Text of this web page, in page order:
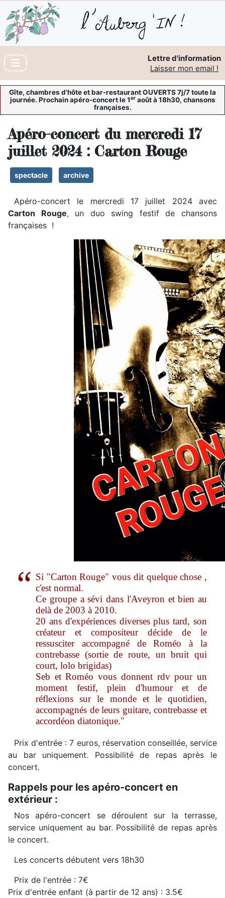
Lettre d'information
Laisser mon email !
Gîte, chambres d'hôte et bar-restaurant OUVERTS 7j/7 toute la
journée. Prochain apéro-concert le 1eraoût à 18h30, chansons
françaises.
Apéro-concert du mercredi 17
juillet 2024 : Carton Rouge
spectacle archive
Apéro-concert le mercredi 17 juillet 2024 avec
Carton Rouge, un duo swing festif de chansons
françaises !
Si "Carton Rouge" vous dit quelque chose ,
c'est normal.
Ce groupe a sévi dans l'Aveyron et bien au
delà de 2003 à 2010.
20 ans d'expériences diverses plus tard, son
créateur et compositeur décide de le
ressusciter accompagné de Roméo à la
contrebasse (sortie de route, un bruit qui
court, lolo brigidas)
Seb et Roméo vous donnent rdv pour un
moment festif, plein d'humour et de
réflexions sur le monde et le quotidien,
accompagnés de leurs guitare, contrebasse et
accordéon diatonique."
Prix d'entrée : 7 euros, réservation conseillée, service
au bar uniquement. Possibilité de repas après le
concert.
Rappels pour les apéro-concert en
extérieur :
Nos apéro-concert se déroulent sur la terrasse,
service uniquement au bar. Possibilité de repas après
le concert.
Les concerts débutent vers 18h30
Prix de l'entrée : 7€
Prix d'entrée enfant (à partir de 12 ans) : 3.5€